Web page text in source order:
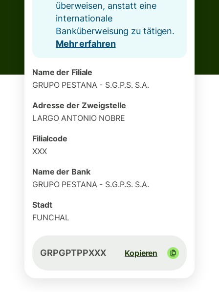
überweisen, anstatt eine
internationale
Banküberweisung zu tätigen.
Mehr erfahren
Name der Filiale
GRUPO PESTANA - S.G.P.S. S.A.
Adresse der Zweigstelle
LARGO ANTONIO NOBRE
Filialcode
XXX
Name der Bank
GRUPO PESTANA - S.G.P.S. S.A.
Stadt
FUNCHAL
GRPGPTPPXXX Kopieren